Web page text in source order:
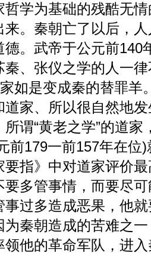
哲学为基础的残酷无
来。秦朝亡了以后，
德。武帝于公元前
秦、张仪之学的人一
如是变成秦的替罪羊
道家、所以很自然地
谓“黄老之学”的道
前179一前157年在位
要指》中对道家评价
要多管事情，而要尽
事过多造成恶果，他
为秦朝造成的苦难之
领他的革命军队，进